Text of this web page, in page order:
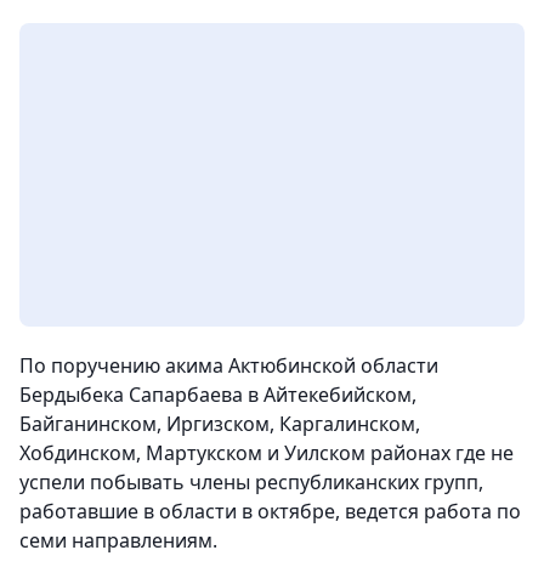
По поручению акима Актюбинской области
Бердыбека Сапарбаева в Айтекебийском,
Байганинском, Иргизском, Каргалинском,
Хобдинском, Мартукском и Уилском районах где не
успели побывать члены республиканских групп,
работавшие в области в октябре, ведется работа по
семи направлениям.